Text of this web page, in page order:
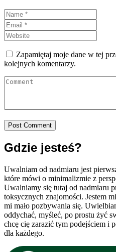
Zapamiętaj moje dane w tej
kolejnych komentarzy.
Gdzie jesteś?
Uwalniam od nadmiaru jest
które mówi o minimalizmie z
Uwalniamy się tutaj od nadmiaru
toksycznych znajomości. Jestem
mi mało pozbywania się.
oddychać, myśleć, po prostu żyć
chcę cię zarazić tym podejściem i
dla każdego.